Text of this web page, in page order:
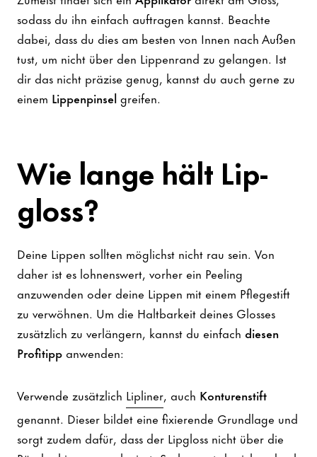
sodass du ihn einfach auftragen kannst. Beachte
dabei, dass du dies am besten von Innen nach Außen
tust, um nicht über den Lippenrand zu gelangen. Ist
dir das nicht präzise genug, kannst du auch gerne zu
einem Lippenpinselgreifen.
Wie lange hält Lip-
gloss?
Deine Lippen sollten möglichst nicht rau sein. Von
daher ist es lohnenswert, vorher ein Peeling
anzuwenden oder deine Lippen mit einem Pflegestift
zu verwöhnen. Um die Haltbarkeit deines Glosses
zusätzlich zu verlängern, kannst du einfach diesen
Profitipp anwenden:
Verwende zusätzlich Lipliner, auch Konturenstift
genannt. Dieser bildet eine fixierende Grundlage und
sorgt zudem dafür, dass der Lipgloss nicht über die